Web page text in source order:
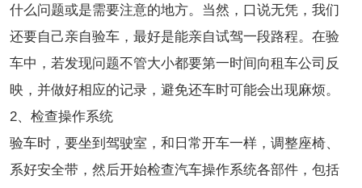
什么问题或是需要注意的地方。当然，口说无凭，我们
还要自己亲自验车，最好是能亲自试驾一段路程。在验
车中，若发现问题不管大小都要第一时间向租车公司反
映，并做好相应的记录，避免还车时可能会出现麻烦。
2、检查操作系统
验车时，要坐到驾驶室，和日常开车一样，调整座椅、
系好安全带，然后开始检查汽车操作系统各部件，包括